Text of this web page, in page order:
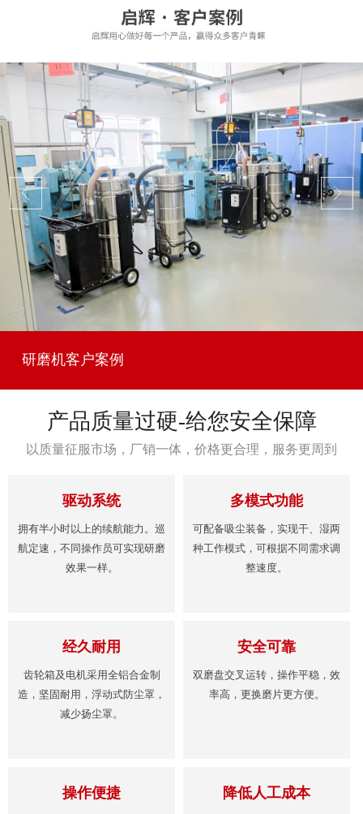
研磨机客户案例
产品质量过硬-给您安全保障
以质量征服市场，厂销一体，价格更合理，服务更周到
驱动系统
拥有半小时以上的续航能力。巡
航定速，不同操作员可实现研磨
效果一样。
多模式功能
可配备吸尘装备，实现干、湿两
种工作模式，可根据不同需求调
整速度。
经久耐用
齿轮箱及电机采用全铝合金制
造，坚固耐用，浮动式防尘罩，
减少扬尘罩。
安全可靠
双磨盘交叉运转，操作平稳，效
率高，更换磨片更方便。
操作便捷 降低人工成本